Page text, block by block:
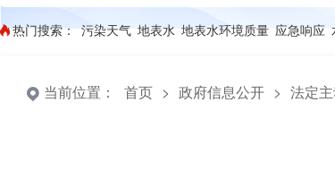
热门搜索： 污染天气 地表水 地表水环境质量 应急响应
当前位置： 首页 > 政府信息公开 > 法定